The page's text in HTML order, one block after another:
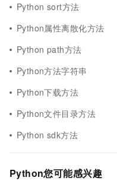
Python sort方法
Python属性离散化方法
Python path方法
Python方法字符串
Python下载方法
Python文件目录方法
Python sdk方法
Python您可能感兴趣